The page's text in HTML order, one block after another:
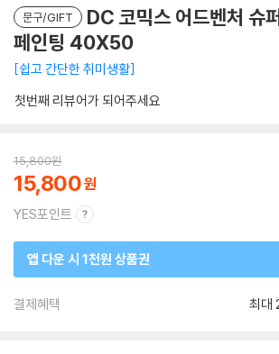
문구/GIFT
DC 코믹스 어드벤처 슈
페인팅 40X50
쉽고 간단한 취미생활
첫번째 리뷰어가 되어주세요
15,800원
15,800
YES포인트
앱 다운 시 1천원 상품권
결제혜택 최대